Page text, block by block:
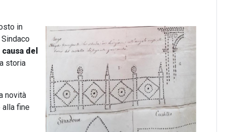
in
del
storia
novità
alla fine